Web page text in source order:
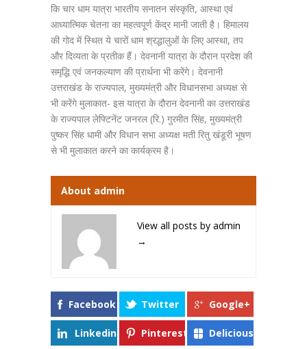
कि चार धाम यात्रा भारतीय सनातन संस्कृति, आस्था एवं
आध्यात्मिक चेतना का महत्वपूर्ण केंद्र मानी जाती है। हिमालय
की गोद में स्थित ये चारों धाम श्रद्धालुओं के लिए आस्था, तप
और दिव्यता के प्रतीक हैं। देवनानी यात्रा के दौरान प्रदेश की
समृद्धि एवं जनकल्याण की प्रार्थना भी करेंगे। देवनानी
उत्तराखंड के राज्यपाल, मुख्यमंत्री और विधानसभा अध्यक्ष से
भी करेंगे मुलाकात- इस यात्रा के दौरान देवनानी का उत्तराखंड
के राज्यपाल लेफ्टिनेंट जनरल (रि.) गुरमीत सिंह, मुख्यमंत्री
पुष्‍कर सिंह धामी और विधान सभा अध्यक्ष मती रितु खंडूरी भूषण
से भी मुलाकात करने का कार्यक्रम है।
About admin
View all posts by admin
→
Facebook Twitter Google+
Linkedin Pinterest Delicious